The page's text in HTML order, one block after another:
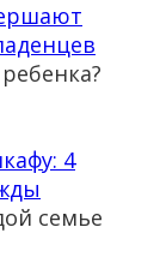
4
семье